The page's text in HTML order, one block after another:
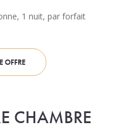
1 nuit, par forfait
OFFRE
CHAMBRE